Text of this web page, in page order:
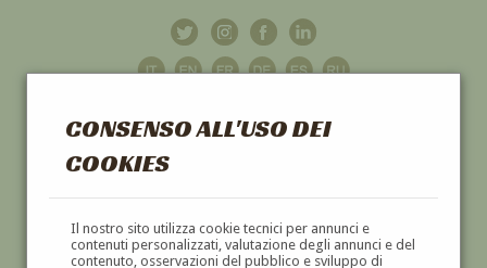
CONSENSO ALL'USO DEI
COOKIES
Il nostro sito utilizza cookie tecnici per annunci e
contenuti personalizzati, valutazione degli annunci e del
contenuto, osservazioni del pubblico e sviluppo di
GALLERIAD'ARTE